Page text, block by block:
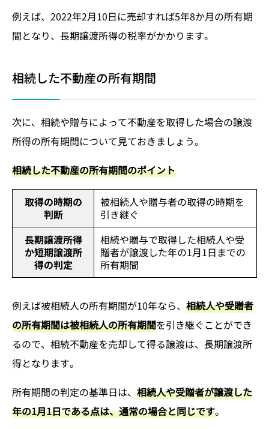
例えば、2022年2月10日に売却すれば5年8か月の所有期
間となり、長期譲渡所得の税率がかかります。
相続した不動産の所有期間
次に、相続や贈与によって不動産を取得した場合の譲渡
所得の所有期間について見ておきましょう。
相続した不動産の所有期間のポイント
取得の時期の
判断
被相続人や贈与者の取得の時期を
引き継ぐ
長期譲渡所得
か短期譲渡所
得の判定
相続や贈与で取得した相続人や受
贈者が譲渡した年の1月1日までの
所有期間
例えば被相続人の所有期間が10年なら、 相続人や受贈者
の所有期間は被相続人の所有期間を引き継ぐことができ
るので、相続不動産を売却して得る譲渡は、長期譲渡所
得となります。
所有期間の判定の基準日は、 相続人や受贈者が譲渡した
年の1月1日である点は、通常の場合と同じです。